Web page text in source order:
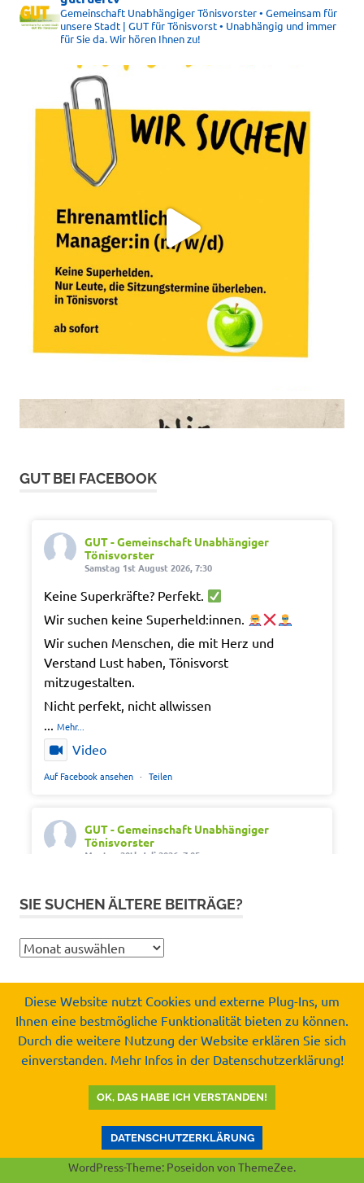
Gemeinschaft Unabhängiger Tönisvorster • Gemeinsam für
unsere Stadt | GUT für Tönisvorst • Unabhängig und immer
für Sie da. Wir hören Ihnen zu!
GUT BEI FACEBOOK
GUT - Gemeinschaft Unabhängiger
Tönisvorster
Samstag 1st August 2026, 7:30
Keine Superkräfte? Perfekt.
Wir suchen keine Superheld:innen.
Wir suchen Menschen, die mit Herz und
Verstand Lust haben, Tönisvorst
mitzugestalten.
Nicht perfekt, nicht allwissen
Mehr...
Video
Auf Facebook ansehen · Teilen
GUT - Gemeinschaft Unabhängiger
Tönisvorster
Montag 20th Juli 2026, 7:05
Wir wünschen schöne Ferien, Sonne und gute
#SommerferienNRW2026
#gemeinschaftunabhaengigertönisvorster
#tönisvorst
Video
GUT - Gemeinschaft Unabhängiger
Tönisvorster
Mittwoch 15th Juli 2026, 8:37
SIE SUCHEN ÄLTERE BEITRÄGE?
Sie
ältere
Beiträge?
Copyright by
Gemeinschaft Unabhängiger Tönisvorster e.V.
© 2008-2026
WordPress-Theme: Poseidon von ThemeZee.
Diese Website nutzt Cookies und externe Plug-Ins, um
Ihnen eine bestmögliche Funktionalität bieten zu können.
Durch die weitere Nutzung der Website erklären Sie sich
einverstanden. Mehr Infos in der Datenschutzerklärung!
OK, DAS HABE ICH VERSTANDEN!
DATENSCHUTZERKLÄRUNG